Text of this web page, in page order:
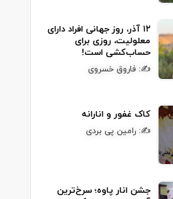
۱۲ آذر، روز جهانی افراد دارای
معلولیت، روزی برای
حساب‌کشی است!
✍: فاروق خسروی
کاک غفور و انارانه
✍: رامین پی بردی
جشن انار پاوه؛ سرخ‌ترین